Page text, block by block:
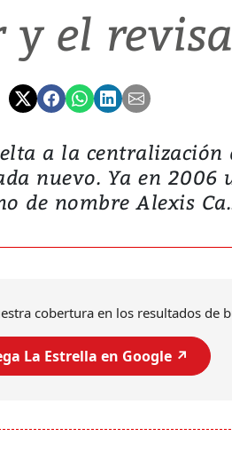
y el
a la centralización
nuevo. Ya en 2006
de nombre Alexis
cobertura en los resultados de
La Estrella en Google ↗️